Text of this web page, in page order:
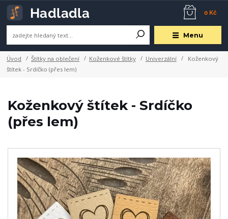
Menu
0 Kč
Úvod Štítky na oblečení Koženkové štítky Univerzální
Koženkový
štítek - Srdíčko (přes lem)
Koženkový štítek - Srdíčko
(přes lem)